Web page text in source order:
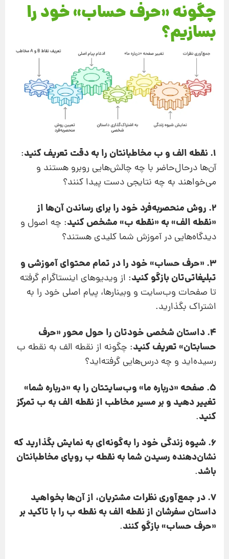
چگونه «حرف حساب» خود را
بسازیم؟
1. نقطه الف و ب مخاطبانتان را به دقت تعریف کنید
:
آن‌ها درحال‌حاضر با چه چالش‌هایی روبرو هستند و
می‌خواهند به چه نتایجی دست پیدا کنند؟
2. روش منحصربه‌فرد خود را برای رساندن آن‌ها از
«نقطه الف» به «نقطه ب» مشخص کنید: چه اصول و
دیدگاه‌هایی در آموزش شما کلیدی هستند؟
3. «حرف حساب» خود را در تمام محتوای آموزشی و
تبلیغاتی‌تان بازگو کنید: از ویدیوهای اینستاگرام گرفته
تا صفحات وب‌سایت و وبینارها، پیام اصلی خود را به
اشتراک بگذارید.
4. داستان شخصی خودتان را حول محور «حرف
حسابتان» تعریف کنید: چگونه از نقطه الف به نقطه ب
رسیده‌اید و چه درس‌هایی گرفته‌اید؟
5. صفحه «درباره ما» وب‌سایتتان را به «درباره شما»
تغییر دهید و بر مسیر مخاطب از نقطه الف به ب تمرکز
کنید.
6. شیوه زندگی خود را به‌گونه‌ای به نمایش بگذارید که
نشان‌دهنده رسیدن شما به نقطه ب رویای مخاطبانتان
باشد.
7. در جمع‌آوری نظرات مشتریان، از آن‌ها بخواهید
داستان سفرشان از نقطه الف به نقطه ب را با تاکید بر
«حرف حساب» بازگو کنند.